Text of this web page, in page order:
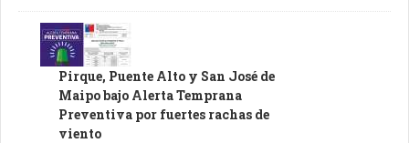
Pirque, Puente Alto y San José de
Maipo bajo Alerta Temprana
Preventiva por fuertes rachas de
viento